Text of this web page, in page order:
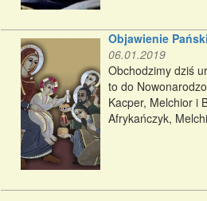
Objawienie
06.01.2019
Obchodzimy dziś
to do
Kacper, Melchior i
Afrykańczyk,